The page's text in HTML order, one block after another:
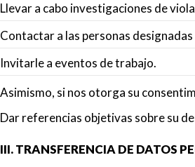
Llevar a cabo investigaciones de
Contactar a las personas
Invitarle a eventos de trabajo.
Asimismo, si nos otorga su
Dar referencias objetivas sobre su
III. TRANSFERENCIA DE DATOS